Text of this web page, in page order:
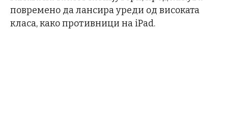
повремено да лансира уреди од високата
класа, како противници на iPad.